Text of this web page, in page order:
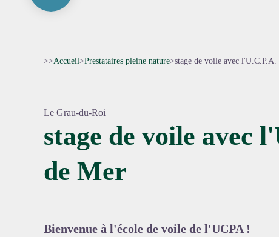
>>Accueil>Prestataires pleine nature>stage de voile avec
Le Grau-du-Roi
stage de voile avec
de Mer
Bienvenue à l'école de voile de l'UCPA !